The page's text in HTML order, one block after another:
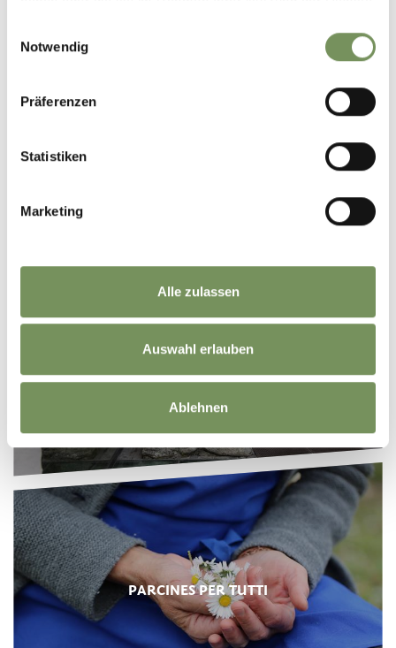
Notwendig
Präferenzen
Statistiken
Marketing
Alle zulassen
Auswahl erlauben
Ablehnen
LUOGHI D’INTERESSE
PARCINES PER TUTTI